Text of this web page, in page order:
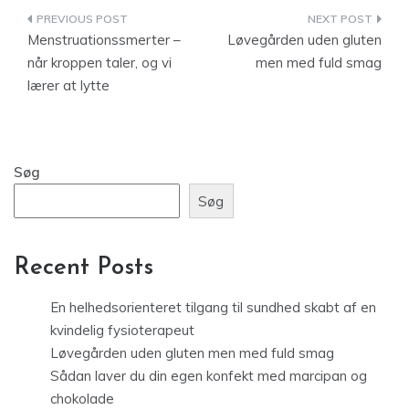
Indlægsnavigation
Menstruationssmerter –
når kroppen taler, og vi
lærer at lytte
Løvegården uden gluten
men med fuld smag
Søg
Søg
Recent Posts
En helhedsorienteret tilgang til sundhed skabt af en
kvindelig fysioterapeut
Løvegården uden gluten men med fuld smag
Sådan laver du din egen konfekt med marcipan og
chokolade